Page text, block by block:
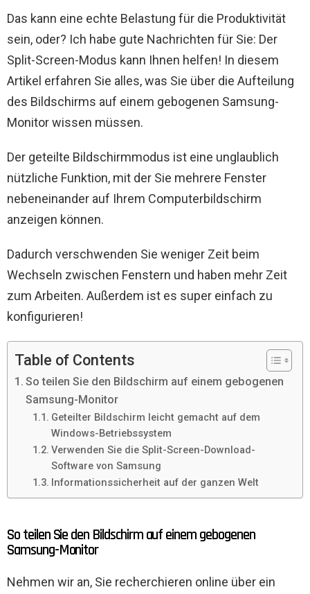
Das kann eine echte Belastung für die Produktivität
sein, oder? Ich habe gute Nachrichten für Sie: Der
Split-Screen-Modus kann Ihnen helfen! In diesem
Artikel erfahren Sie alles, was Sie über die Aufteilung
des Bildschirms auf einem gebogenen Samsung-
Monitor wissen müssen.
Der geteilte Bildschirmmodus ist eine unglaublich
nützliche Funktion, mit der Sie mehrere Fenster
nebeneinander auf Ihrem Computerbildschirm
anzeigen können.
Dadurch verschwenden Sie weniger Zeit beim
Wechseln zwischen Fenstern und haben mehr Zeit
zum Arbeiten. Außerdem ist es super einfach zu
konfigurieren!
Table of Contents
So teilen Sie den Bildschirm auf einem gebogenen
Samsung-Monitor
Geteilter Bildschirm leicht gemacht auf dem
Windows-Betriebssystem
Verwenden Sie die Split-Screen-Download-
Software von Samsung
Informationssicherheit auf der ganzen Welt
So teilen Sie den Bildschirm auf einem gebogenen
Samsung-Monitor
Nehmen wir an, Sie recherchieren online über ein